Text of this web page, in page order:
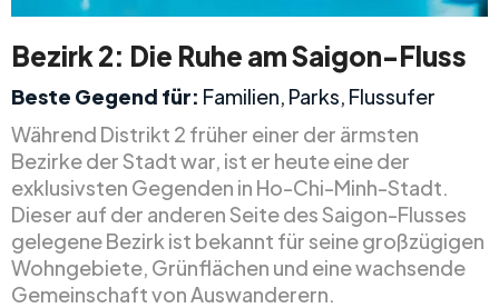
Bezirk 2: Die Ruhe am Saigon-Fluss
Beste Gegend für: Familien, Parks, Flussufer
Während Distrikt 2 früher einer der ärmsten
Bezirke der Stadt war, ist er heute eine der
exklusivsten Gegenden in Ho-Chi-Minh-Stadt.
Dieser auf der anderen Seite des Saigon-Flusses
gelegene Bezirk ist bekannt für seine großzügigen
Wohngebiete, Grünflächen und eine wachsende
Gemeinschaft von Auswanderern.